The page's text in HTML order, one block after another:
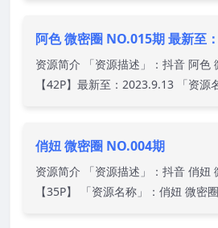
阿色 微密圈 NO.015期 最新至
资源简介 「资源描述」：抖音 阿色
【42P】最新至：2023.9.13 「资源
俏妞 微密圈 NO.004期
资源简介 「资源描述」：抖音 俏妞
【35P】 「资源名称」：俏妞 微密